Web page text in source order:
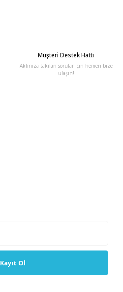
Müşteri Destek Hattı
Aklınıza takılan sorular için hemen bize
ulaşın!
Kayıt Ol